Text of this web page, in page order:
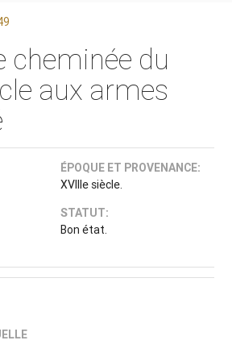
cheminée du
aux armes
ÉPOQUE ET PROVENANCE:
XVIIIe siècle.
STATUT:
Bon état.